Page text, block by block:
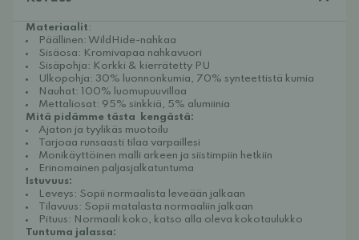
Materiaalit:
Päällinen: WildHide-nahkaa
Sisäosa: Kromivapaa nahkavuori
Sisäpohja: Korkki & kierrätetty PU
Ulkopohja: 30% luonnonkumia, 70% synteettistä kumia
Nauhat: 100% luomupuuvillaa
Mettaliosat: 95% sinkkiä, 5% alumiinia
Mitä pidämme tästa kengästä:
Ajaton ja tyylikäs muotoilu
Tarjoaa runsaasti tilaa varpaillesi
Monikäyttöinen malli arkeen ja siistimpiin hetkiin
Erinomainen paljasjalkatuntuma
Istuvuus:
Leveys: Sopii normaalista leveään jalkaan
Tilavuus: Sopii matalasta normaaliin jalkaan
Pituus: Normaali koko, katso alla oleva kokotaulukko
Tuntuma jalassa: